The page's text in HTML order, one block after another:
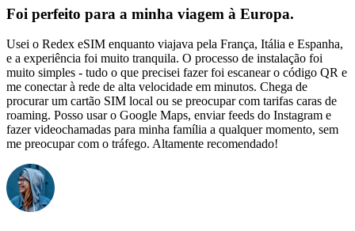
Foi perfeito para a minha viagem à Europa.
Usei o Redex eSIM enquanto viajava pela França, Itália e Espanha,
e a experiência foi muito tranquila. O processo de instalação foi
muito simples - tudo o que precisei fazer foi escanear o código QR e
me conectar à rede de alta velocidade em minutos. Chega de
procurar um cartão SIM local ou se preocupar com tarifas caras de
roaming. Posso usar o Google Maps, enviar feeds do Instagram e
fazer videochamadas para minha família a qualquer momento, sem
me preocupar com o tráfego. Altamente recomendado!